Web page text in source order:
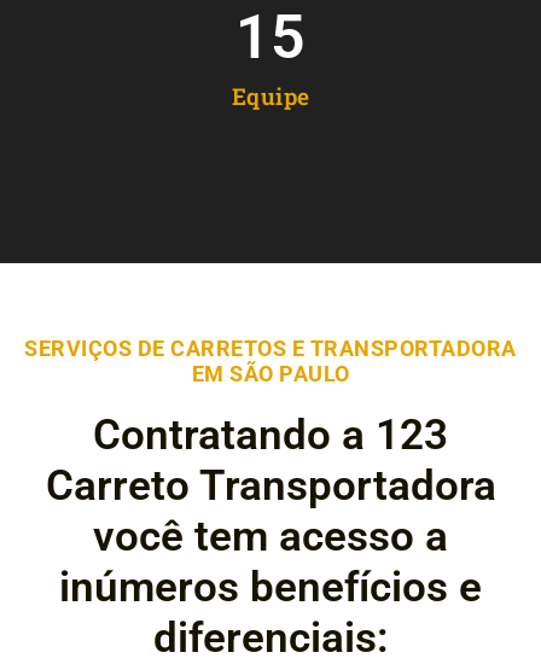
Equipe
15
SERVIÇOS DE CARRETOS E TRANSPORTADORA
EM SÃO PAULO
Contratando a 123
Carreto Transportadora
você tem acesso a
inúmeros benefícios e
diferenciais: